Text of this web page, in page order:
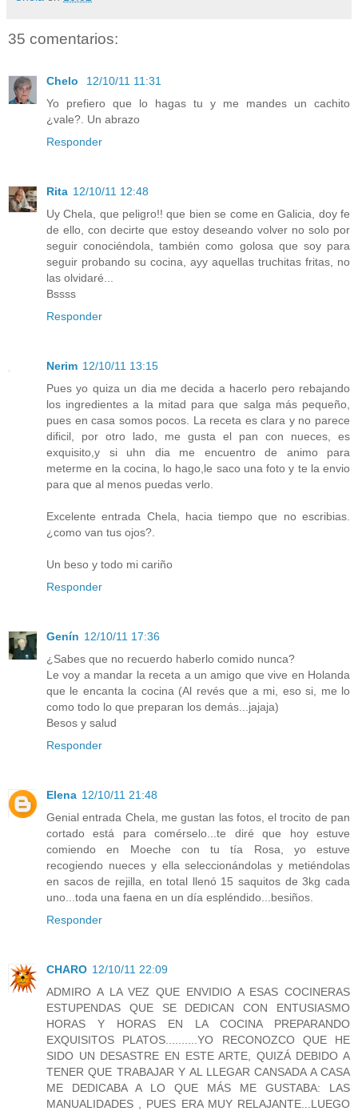
35 comentarios:
Chelo
12/10/11 11:31
Yo prefiero que lo hagas tu y me mandes un cachito
¿vale?. Un abrazo
Responder
Rita 12/10/11 12:48
Uy Chela, que peligro!! que bien se come en Galicia, doy fe
de ello, con decirte que estoy deseando volver no solo por
seguir conociéndola, también como golosa que soy para
seguir probando su cocina, ayy aquellas truchitas fritas, no
las olvidaré...
Bssss
Responder
Nerim 12/10/11 13:15
Pues yo quiza un dia me decida a hacerlo pero rebajando
los ingredientes a la mitad para que salga más pequeño,
pues en casa somos pocos. La receta es clara y no parece
dificil, por otro lado, me gusta el pan con nueces, es
exquisito,y si uhn dia me encuentro de animo para
meterme en la cocina, lo hago,le saco una foto y te la envio
para que al menos puedas verlo.
Excelente entrada Chela, hacia tiempo que no escribias.
¿como van tus ojos?.
Un beso y todo mi cariño
Responder
Genín 12/10/11 17:36
¿Sabes que no recuerdo haberlo comido nunca?
Le voy a mandar la receta a un amigo que vive en Holanda
que le encanta la cocina (Al revés que a mi, eso si, me lo
como todo lo que preparan los demás...jajaja)
Besos y salud
Responder
Elena 12/10/11 21:48
Genial entrada Chela, me gustan las fotos, el trocito de pan
cortado está para comérselo...te diré que hoy estuve
comiendo en Moeche con tu tía Rosa, yo estuve
recogiendo nueces y ella seleccionándolas y metiéndolas
en sacos de rejilla, en total llenó 15 saquitos de 3kg cada
uno...toda una faena en un día espléndido...besiños.
Responder
CHARO 12/10/11 22:09
ADMIRO A LA VEZ QUE ENVIDIO A ESAS COCINERAS
ESTUPENDAS QUE SE DEDICAN CON ENTUSIASMO
HORAS Y HORAS EN LA COCINA PREPARANDO
EXQUISITOS PLATOS..........YO RECONOZCO QUE HE
SIDO UN DESASTRE EN ESTE ARTE, QUIZÁ DEBIDO A
TENER QUE TRABAJAR Y AL LLEGAR CANSADA A CASA
ME DEDICABA A LO QUE MÁS ME GUSTABA: LAS
MANUALIDADES , PUES ERA MUY RELAJANTE...LUEGO